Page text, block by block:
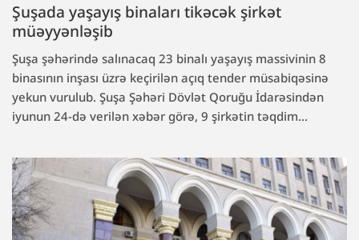
Şuşada yaşayış binaları tikəcək şirkət
müəyyənləşib
Şuşa şəhərində salınacaq 23 binalı yaşayış massivinin 8
binasının inşası üzrə keçirilən açıq tender müsabiqəsinə
yekun vurulub. Şuşa Şəhəri Dövlət Qoruğu İdarəsindən
iyunun 24-də verilən xəbər görə, 9 şirkətin təqdim...